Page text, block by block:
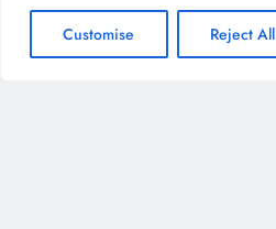
Customise Reject All